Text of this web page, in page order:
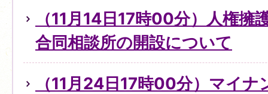
（11月14日17時00分）人権擁
合同相談所の開設について
（11月24日17時00分）マイ